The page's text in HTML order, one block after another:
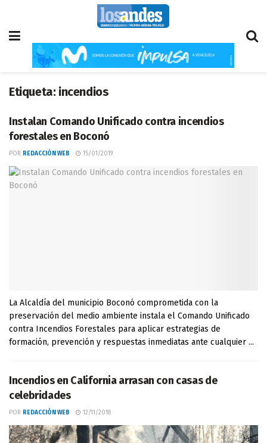
Etiqueta: incendios
Instalan Comando Unificado contra incendios
forestales en Boconó
POR REDACCIÓN WEB 15/01/2019
La Alcaldía del municipio Boconó comprometida con la
preservación del medio ambiente instala el Comando Unificado
contra Incendios Forestales para aplicar estrategias de
formación, prevención y respuestas inmediatas ante cualquier ...
Incendios en California arrasan con casas de
celebridades
POR REDACCIÓN WEB 12/11/2018